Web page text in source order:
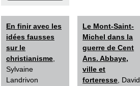
En finir avec les
idées fausses
sur le
christianisme
Sylvaine
Landrivon
Le Mont-Saint-
Michel dans la
guerre de Cent
Ans. Abbaye,
ville et
forteresse , David